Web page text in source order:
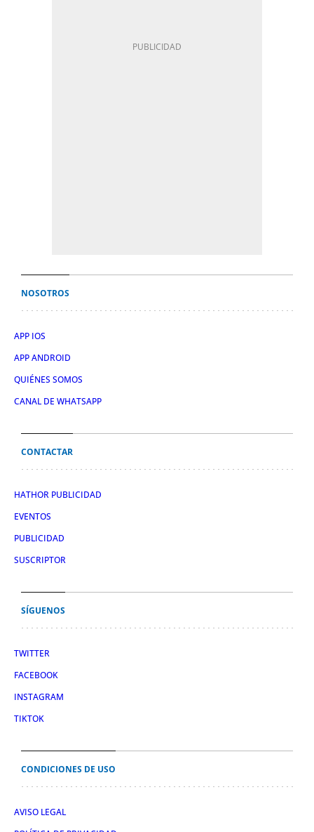
NOSOTROS
APP IOS
APP ANDROID
QUIÉNES SOMOS
CANAL DE WHATSAPP
CONTACTAR
HATHOR PUBLICIDAD
EVENTOS
PUBLICIDAD
SUSCRIPTOR
SÍGUENOS
TWITTER
FACEBOOK
INSTAGRAM
TIKTOK
CONDICIONES DE USO
AVISO LEGAL